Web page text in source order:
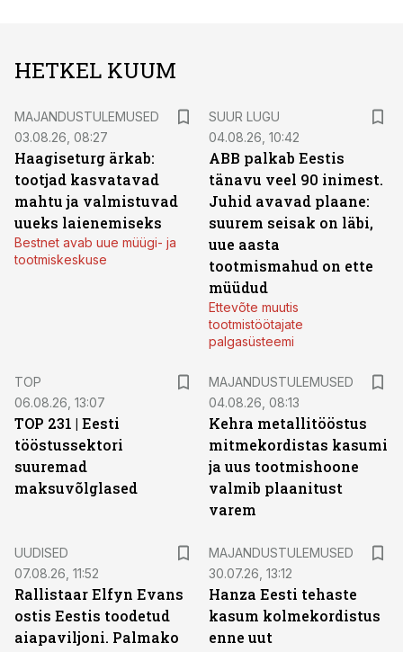
HETKEL KUUM
MAJANDUSTULEMUSED
03.08.26, 08:27
Haagiseturg ärkab:
tootjad kasvatavad
mahtu ja valmistuvad
uueks laienemiseks
Bestnet avab uue müügi- ja
tootmiskeskuse
SUUR LUGU
04.08.26, 10:42
ABB palkab Eestis
tänavu veel 90 inimest.
Juhid avavad plaane:
suurem seisak on läbi,
uue aasta
tootmismahud on ette
müüdud
Ettevõte muutis
tootmistöötajate
palgasüsteemi
TOP
06.08.26, 13:07
TOP 231 | Eesti
tööstussektori
suuremad
maksuvõlglased
MAJANDUSTULEMUSED
04.08.26, 08:13
Kehra metallitööstus
mitmekordistas kasumi
ja uus tootmishoone
valmib plaanitust
varem
UUDISED
07.08.26, 11:52
Rallistaar Elfyn Evans
ostis Eestis toodetud
aiapaviljoni. Palmako
MAJANDUSTULEMUSED
30.07.26, 13:12
Hanza Eesti tehaste
kasum kolmekordistus
enne uut